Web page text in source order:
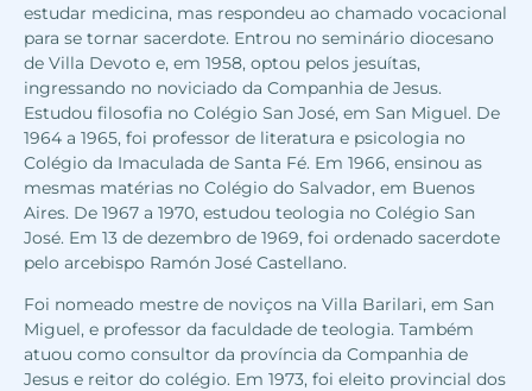
estudar medicina, mas respondeu ao chamado vocacional
para se tornar sacerdote. Entrou no seminário diocesano
de Villa Devoto e, em 1958, optou pelos jesuítas,
ingressando no noviciado da Companhia de Jesus.
Estudou filosofia no Colégio San José, em San Miguel. De
1964 a 1965, foi professor de literatura e psicologia no
Colégio da Imaculada de Santa Fé. Em 1966, ensinou as
mesmas matérias no Colégio do Salvador, em Buenos
Aires. De 1967 a 1970, estudou teologia no Colégio San
José. Em 13 de dezembro de 1969, foi ordenado sacerdote
pelo arcebispo Ramón José Castellano.
Foi nomeado mestre de noviços na Villa Barilari, em San
Miguel, e professor da faculdade de teologia. Também
atuou como consultor da província da Companhia de
Jesus e reitor do colégio. Em 1973, foi eleito provincial dos